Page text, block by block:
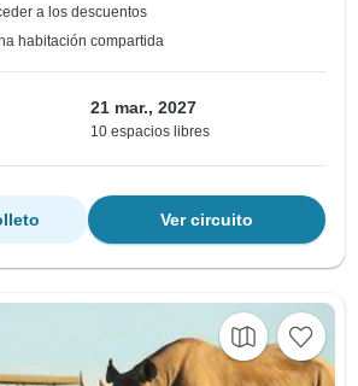
a los descuentos
habitación compartida
21 mar., 2027
10 espacios libres
Ver circuito